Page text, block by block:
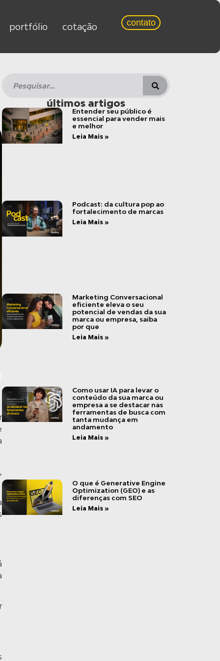
portfólio cotação contato
últimos artigos
Entender seu público é
essencial para vender mais
e melhor
Leia Mais »
Podcast: da cultura pop ao
fortalecimento de marcas
Leia Mais »
Marketing Conversacional
eficiente eleva o seu
potencial de vendas da sua
marca ou empresa, saiba
por que
Leia Mais »
Como usar IA para levar o
conteúdo da sua marca ou
empresa a se destacar nas
ferramentas de busca com
tanta mudança em
andamento
Leia Mais »
O que é Generative Engine
Optimization (GEO) e as
diferenças com SEO
Leia Mais »